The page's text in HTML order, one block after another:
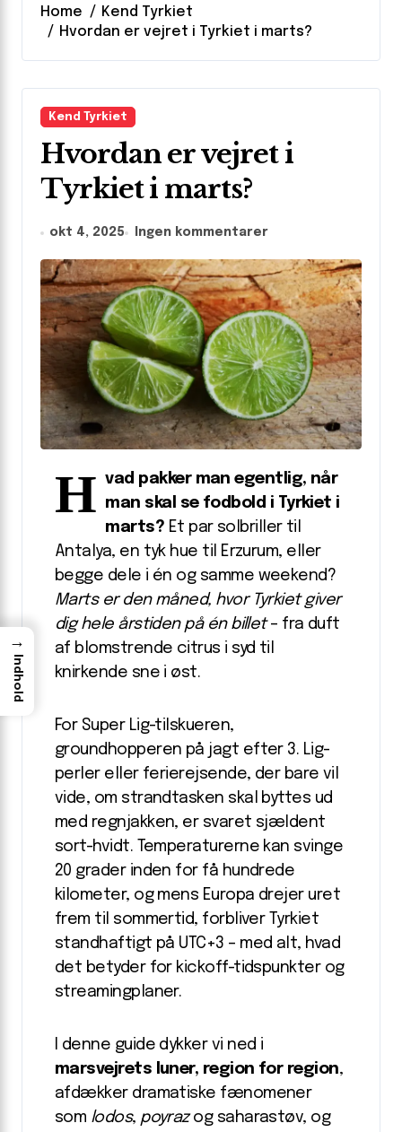
Home
Kend Tyrkiet
Hvordan er vejret i Tyrkiet i marts?
Kend Tyrkiet
Hvordan er vejret i
Tyrkiet i marts?
okt 4, 2025 Ingen kommentarer
H vad pakker man egentlig, når
man skal se fodbold i Tyrkiet i
marts? Et par solbriller til
Antalya, en tyk hue til Erzurum, eller
begge dele i én og samme weekend?
Marts er den måned, hvor Tyrkiet giver
dig hele årstiden på én billet– fra duft
af blomstrende citrus i syd til
knirkende sne i øst.
For Super Lig-tilskueren,
groundhopperen på jagt efter 3. Lig-
perler eller ferierejsende, der bare vil
vide, om strandtasken skal byttes ud
med regnjakken, er svaret sjældent
sort-hvidt. Temperaturerne kan svinge
20 grader inden for få hundrede
kilometer, og mens Europa drejer uret
frem til sommertid, forbliver Tyrkiet
standhaftigt på UTC+3 – med alt, hvad
det betyder for kickoff-tidspunkter og
streamingplaner.
I denne guide dykker vi ned i
marsvejrets luner, region for region,
afdækker dramatiske fænomener
som lodos, poyrazog saharastøv, og
→
Indhold